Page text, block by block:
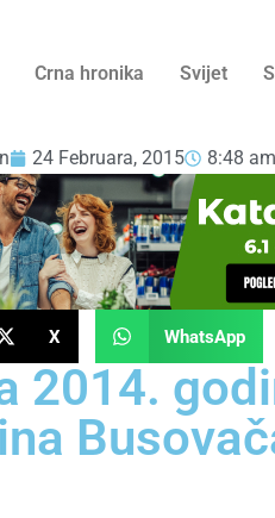
Crna hronika Svijet
24 Februara, 2015 8:48 am
X WhatsApp
2014.